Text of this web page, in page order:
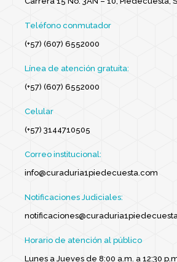
Teléfono conmutador
(+57) (607) 6552000
Línea de atención gratuita:
(+57) (607) 6552000
Celular
(+57) 3144710505
Correo institucional:
info@curaduria1piedecuesta.com
Notificaciones Judiciales:
Horario de atención al público
Lunes a Jueves de 8:00 a.m. a 12:30